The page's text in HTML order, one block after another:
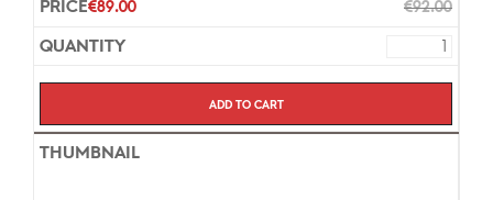
€92.00
€89.00
Add to cart